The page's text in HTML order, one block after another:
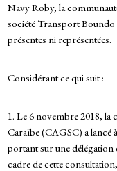
Navy Roby, la
société Transport Boundo
présentes ni représentées.
Considérant ce qui suit :
1. Le 6 novembre 2018,
Caraïbe (CAGSC) a lancé
portant sur une
cadre de cette